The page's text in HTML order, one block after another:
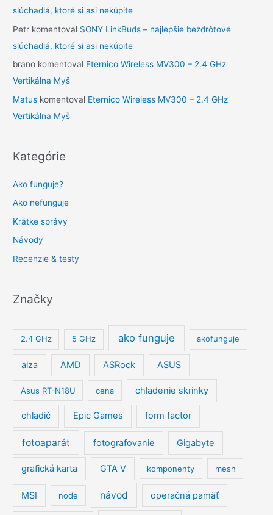
slúchadlá, ktoré si asi nekúpite
Petr komentoval SONY LinkBuds – najlepšie bezdrôtové
slúchadlá, ktoré si asi nekúpite
brano komentoval Eternico Wireless MV300 – 2.4 GHz
Vertikálna Myš
Matus komentoval Eternico Wireless MV300 – 2.4 GHz
Vertikálna Myš
Kategórie
Ako funguje?
Ako nefunguje
Krátke správy
Návody
Recenzie & testy
Značky
2.4 GHz 5 GHz ako funguje akofunguje
alza AMD ASRock ASUS
Asus RT-N18U cena chladenie skrinky
chladič Epic Games form factor
fotoaparát fotografovanie Gigabyte
grafická karta GTA V komponenty mesh
MSI node návod operačná pamäť